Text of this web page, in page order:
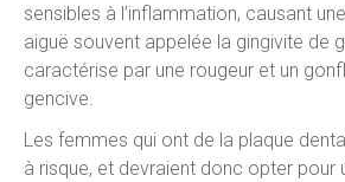
sensibles à l’inflammation, causant
aiguë souvent appelée la gingivite de
caractérise par une rougeur et un
gencive.
Les femmes qui ont de la plaque
à risque, et devraient donc opter pour